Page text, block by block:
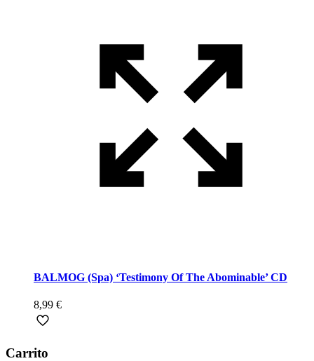
BALMOG (Spa) ‘Testimony Of The Abominable’ CD
8,99 €
Carrito